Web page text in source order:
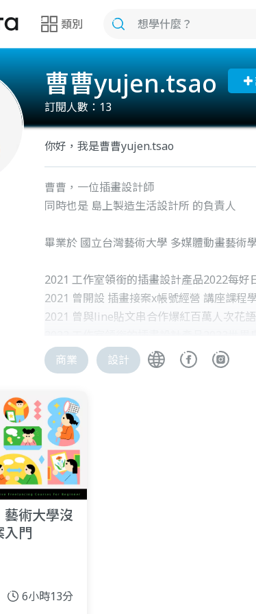
類別
曹曹yujen.tsao
訂閱人數：13
你好，我是曹曹yujen.tsao
曹曹，一位插畫設計師
同時也是 島上製造生活設計所 的負責人
畢業於 國立台灣藝術大學 多媒體動畫藝術
2021 工作室領銜的插畫設計產品2022每
2021 曾開設 插畫接案x帳號經營 講座課程
2021 曾與line貼文串合作爆紅百萬人次花
2022 工作室領銜的插畫設計產品2023世界
2022 台南社大擔任實體電繪人氣講師
2023 獲大會補助海外買家身分參與香港國際
商業 設計
術大學沒
入門
6小時13分